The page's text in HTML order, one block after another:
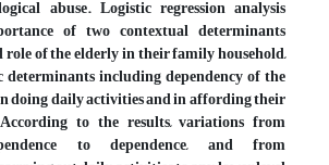
abuse. Logistic regression analysis
of two contextual determinants
role of the elderly in their family household,
including dependency of the
doing daily activities and in affording their
to the results, variations from
to dependence, and from